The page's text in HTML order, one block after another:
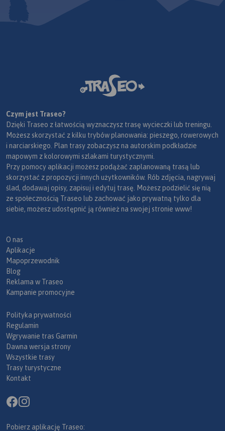
Czym jest Traseo?
Dzięki Traseo z łatwością wyznaczysz trasę wycieczki lub treningu.
Możesz skorzystać z kilku trybów planowania: pieszego, rowerowych
i narciarskiego. Plan trasy zobaczysz na autorskim podkładzie
mapowym z kolorowymi szlakami turystycznymi.
Przy pomocy aplikacji możesz podążać zaplanowaną trasą lub
skorzystać z propozycji innych użytkowników. Rób zdjęcia, nagrywaj
ślad, dodawaj opisy, zapisuj i edytuj trasę. Możesz podzielić się nią
ze społecznością Traseo lub zachować jako prywatną tylko dla
siebie, możesz udostępnić ją również na swojej stronie www!
O nas
Aplikacje
Mapoprzewodnik
Blog
Reklama w Traseo
Kampanie promocyjne
Polityka prywatności
Regulamin
Wgrywanie tras Garmin
Dawna wersja strony
Wszystkie trasy
Trasy turystyczne
Kontakt
Pobierz aplikację Traseo: